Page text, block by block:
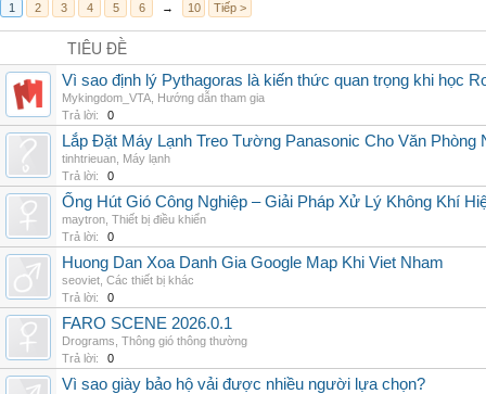
1 2 3 4 5 6 → 10 Tiếp >
TIÊU ĐỀ
Vì sao định lý Pythagoras là kiến thức quan trọng khi học
Mykingdom_VTA Hướng dẫn tham gia
Trả lời:
0
Lắp Đặt Máy Lạnh Treo Tường Panasonic Cho Văn Phòng
tinhtrieuan Máy lạnh
Trả lời:
0
Ống Hút Gió Công Nghiệp – Giải Pháp Xử Lý Không Khí
maytron Thiết bị điều khiển
Trả lời:
0
Huong Dan Xoa Danh Gia Google Map Khi Viet Nham
seoviet Các thiết bị khác
Trả lời:
0
FARO SCENE 2026.0.1
Drograms Thông gió thông thường
Trả lời:
0
Vì sao giày bảo hộ vải được nhiều người lựa chọn?